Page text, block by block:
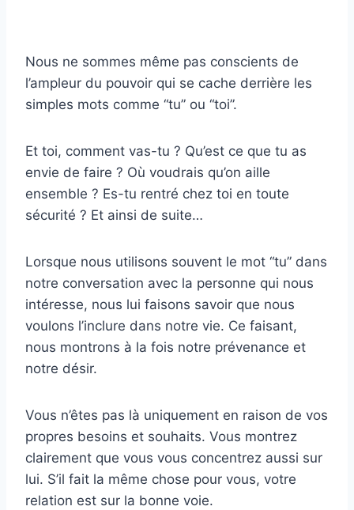
Nous ne sommes même pas conscients de
l’ampleur du pouvoir qui se cache derrière les
simples mots comme “tu” ou “toi”.
Et toi, comment vas-tu ? Qu’est ce que tu as
envie de faire ? Où voudrais qu’on aille
ensemble ? Es-tu rentré chez toi en toute
sécurité ? Et ainsi de suite…
Lorsque nous utilisons souvent le mot “tu” dans
notre conversation avec la personne qui nous
intéresse, nous lui faisons savoir que nous
voulons l’inclure dans notre vie. Ce faisant,
nous montrons à la fois notre prévenance et
notre désir.
Vous n’êtes pas là uniquement en raison de vos
propres besoins et souhaits. Vous montrez
clairement que vous vous concentrez aussi sur
lui. S’il fait la même chose pour vous, votre
relation est sur la bonne voie.